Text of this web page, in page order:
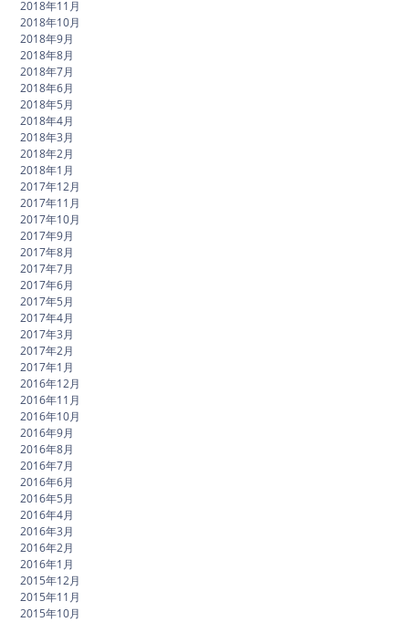
2018年11月
2018年10月
2018年9月
2018年8月
2018年7月
2018年6月
2018年5月
2018年4月
2018年3月
2018年2月
2018年1月
2017年12月
2017年11月
2017年10月
2017年9月
2017年8月
2017年7月
2017年6月
2017年5月
2017年4月
2017年3月
2017年2月
2017年1月
2016年12月
2016年11月
2016年10月
2016年9月
2016年8月
2016年7月
2016年6月
2016年5月
2016年4月
2016年3月
2016年2月
2016年1月
2015年12月
2015年11月
2015年10月